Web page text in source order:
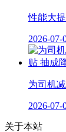
性能大
2026-07-
为司机
2026-07-
关于本站